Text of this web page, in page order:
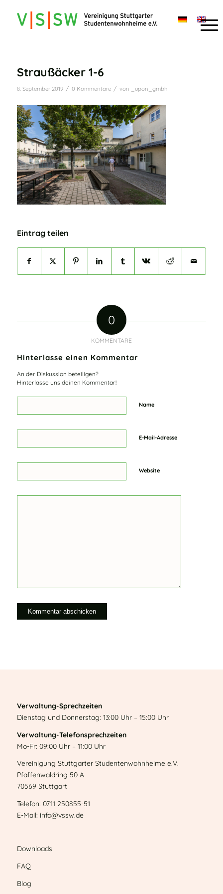
Straußäcker 1-6
8. September 2019 / 0 Kommentare / von _upon_gmbh
Eintrag teilen
0
KOMMENTARE
Hinterlasse einen Kommentar
An der Diskussion beteiligen?
Hinterlasse uns deinen Kommentar!
Name
E-Mail-Adresse
Website
Verwaltung-Sprechzeiten
Dienstag und Donnerstag: 13:00 Uhr – 15:00 Uhr
Verwaltung-Telefonsprechzeiten
Mo-Fr: 09:00 Uhr – 11:00 Uhr
Vereinigung Stuttgarter Studentenwohnheime e.V.
Pfaffenwaldring 50 A
70569 Stuttgart
Telefon: 0711 250855-51
E-Mail: info@vssw.de
Downloads
FAQ
Blog